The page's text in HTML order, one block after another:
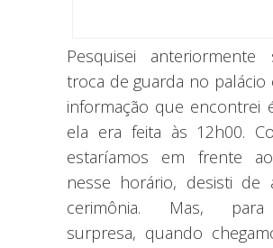
Pesquisei
troca de guarda no palácio
informação que encontrei
ela era feita às 12h00.
estaríamos em frente
nesse horário, desisti de
cerimônia. Mas,
surpresa, quando